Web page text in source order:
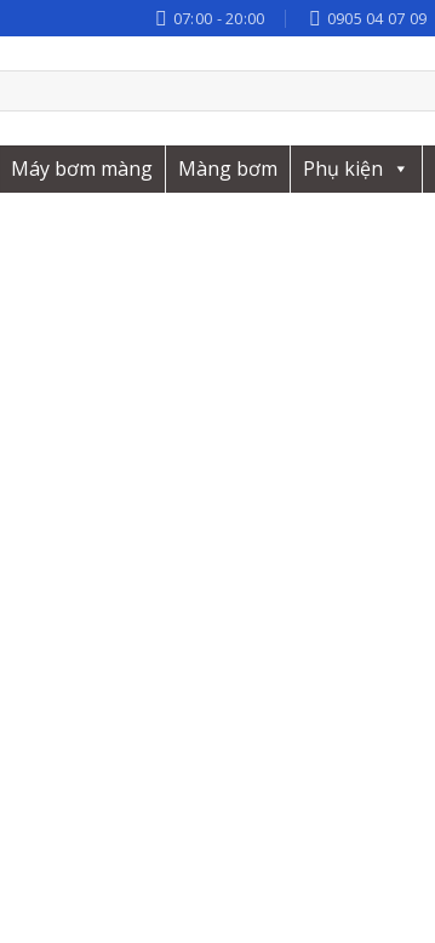
07:00 - 20:00 0905 04 07 09
Máy bơm màng Màng bơm Phụ kiện